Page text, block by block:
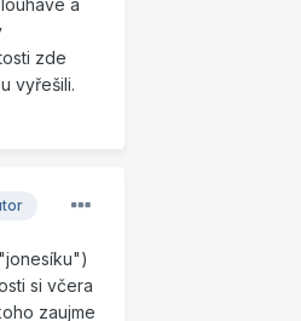
a
zde
vyřešili.
si včera
zaujme